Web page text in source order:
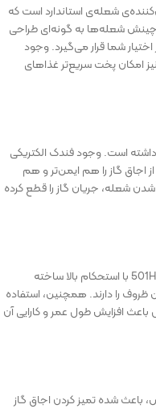
شعله‌ی استاندارد است که
شعله‌ها به گونه‌ای طراحی
شما قرار می‌گیرد. وجود
امکان پخت سریع‌تر غذاهای
است. وجود فندک الکتریکی
اجاق‌ گاز را هم ایمن‌تر و هم
شعله، جریان گاز را قطع کرده
شبکه‌های چدنی اجاق گاز صفحه ای رمگا مدل 501H با استحکام بالا ساخته
را دارند. همچنین، استفاده
باعث افزایش طول عمر و کارایی آن
شده تمیز کردن اجاق گاز